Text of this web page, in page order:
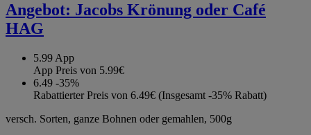
Angebot: Jacobs Krönung oder Café
HAG
5.99 App
App Preis von 5.99€
6.49 -35%
Rabattierter Preis von 6.49€ (Insgesamt -35% Rabatt)
versch. Sorten, ganze Bohnen oder gemahlen, 500g